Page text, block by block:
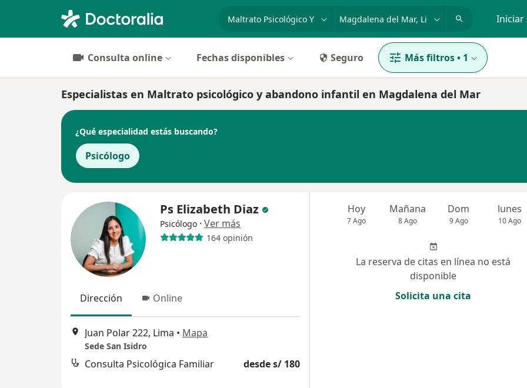
especialidad, enfermedad o nombre Iniciar
Consulta online Fechas disponibles Seguro Más filtros• 1
Especialistas en Maltrato psicológico y abandono infantil en Magdalena del Mar
¿Qué especialidad estás buscando?
Psicólogo
Ps Elizabeth Diaz
Psicólogo · Ver más
164 opinión
Dirección Online
Juan Polar 222, Lima • Mapa
Sede San Isidro
Consulta Psicológica Familiar desde s/ 180
Hoy
7 Ago
Mañana
8 Ago
Dom
9 Ago
lunes
10 Ago
La reserva de citas en línea no está
disponible
Solicita una cita